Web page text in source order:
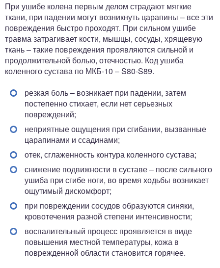
При ушибе колена первым делом страдают мягкие
ткани, при падении могут возникнуть царапины – все эти
повреждения быстро проходят. При сильном ушибе
травма затрагивает кости, мышцы, сосуды, хрящевую
ткань – такие повреждения проявляются сильной и
продолжительной болью, отечностью. Код ушиба
коленного сустава по МКБ-10 – S80-S89.
резкая боль – возникает при падении, затем
постепенно стихает, если нет серьезных
повреждений;
неприятные ощущения при сгибании, вызванные
царапинами и ссадинами;
отек, сглаженность контура коленного сустава;
снижение подвижности в суставе – после сильного
ушиба при сгибе ноги, во время ходьбы возникает
ощутимый дискомфорт;
при повреждении сосудов образуются синяки,
кровотечения разной степени интенсивности;
воспалительный процесс проявляется в виде
повышения местной температуры, кожа в
поврежденной области становится горячее.